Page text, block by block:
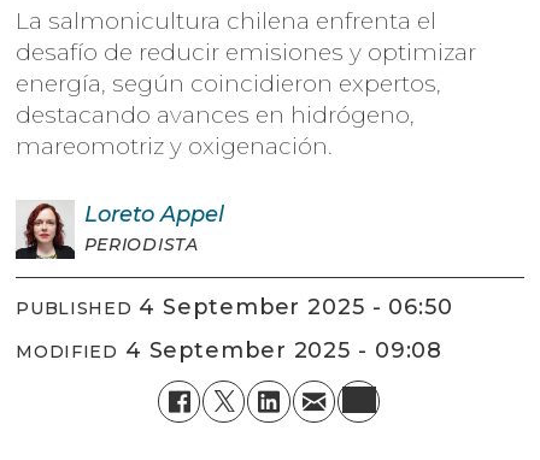
La salmonicultura chilena enfrenta el
desafío de reducir emisiones y optimizar
energía, según coincidieron expertos,
destacando avances en hidrógeno,
mareomotriz y oxigenación.
Loreto Appel
PERIODISTA
PUBLISHED 4 September 2025 - 06:50
MODIFIED 4 September 2025 - 09:08